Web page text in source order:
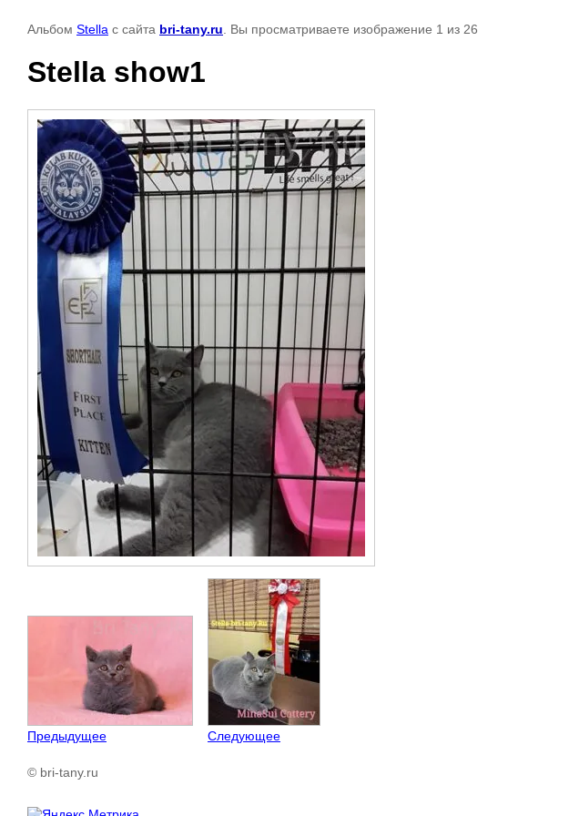
Альбом Stella с сайта bri-tany.ru . Вы просматриваете изображение 1 из 26
Stella show1
Предыдущее Следующее
© bri-tany.ru